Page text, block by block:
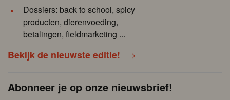
Dossiers: back to school, spicy
producten, dierenvoeding,
betalingen, fieldmarketing ...
Bekijk de nieuwste editie!
Abonneer je op onze nieuwsbrief!